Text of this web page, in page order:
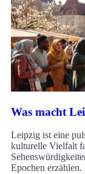
Was macht
Leipzig ist eine
kulturelle Vielfalt
Epochen erzählen.